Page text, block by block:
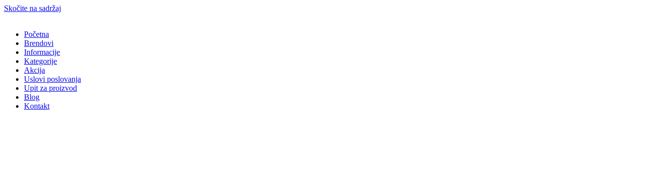
Skočite na sadržaj
Početna
Brendovi
Informacije
Kategorije
Akcija
Uslovi poslovanja
Upit za proizvod
Blog
Kontakt